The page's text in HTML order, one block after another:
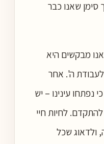
סימן שאנו כבר
מבקשים היא
לעבודת ה'. אחר
עינינו – יש
לחיות חיי
ולדאוג שכל